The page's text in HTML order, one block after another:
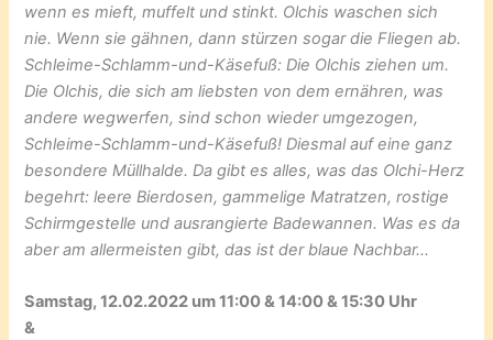
wenn es mieft, muffelt und stinkt. Olchis waschen sich
nie. Wenn sie gähnen, dann stürzen sogar die Fliegen ab.
Schleime-Schlamm-und-Käsefuß: Die Olchis ziehen um.
Die Olchis, die sich am liebsten von dem ernähren, was
andere wegwerfen, sind schon wieder umgezogen,
Schleime-Schlamm-und-Käsefuß! Diesmal auf eine ganz
besondere Müllhalde. Da gibt es alles, was das Olchi-Herz
begehrt: leere Bierdosen, gammelige Matratzen, rostige
Schirmgestelle und ausrangierte Badewannen. Was es da
aber am allermeisten gibt, das ist der blaue Nachbar…
Samstag, 12.02.2022 um 11:00 & 14:00 & 15:30 Uhr
&